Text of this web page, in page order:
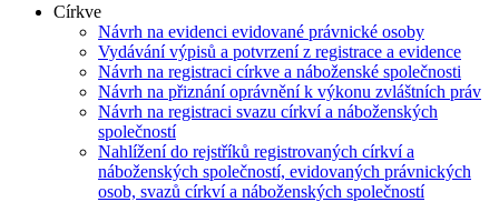
Církve
Návrh na evidenci evidované právnické osoby
Vydávání výpisů a potvrzení z registrace a evidence
Návrh na registraci církve a náboženské společnosti
Návrh na přiznání oprávnění k výkonu zvláštních práv
Návrh na registraci svazu církví a náboženských
společností
Nahlížení do rejstříků registrovaných církví a
náboženských společností, evidovaných právnických
osob, svazů církví a náboženských společností